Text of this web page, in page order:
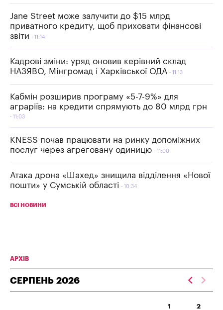
Jane Street може залучити до $15 млрд
приватного кредиту, щоб приховати фінансові
звіти
11:14
Кадрові зміни: уряд оновив керівний склад
НАЗЯВО, Мінгромад і Харківської ОДА
11:13
Кабмін розширив програму «5-7-9%» для
аграріїв: на кредити спрямують до 80 млрд грн
11:03
KNESS почав працювати на ринку допоміжних
послуг через агреговану одиницю
11:00
Атака дрона «Шахед» знищила відділення «Нової
пошти» у Сумській області
10:34
ВСІ НОВИНИ
АРХІВ
СЕРПЕНЬ 2026
1 2